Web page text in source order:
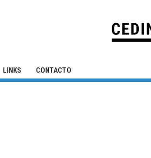
LINKS CONTACTO